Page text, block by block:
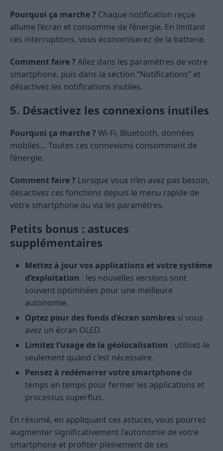
Pourquoi ça marche ? Chaque notification reçue
allume l’écran et consomme de l’énergie. En limitant
ces interruptions, vous économiserez de la batterie.
Comment faire ? Allez dans les paramètres de votre
smartphone, puis dans la section “Notifications” et
désactivez les notifications inutiles.
5. Désactivez les connexions inutiles
Pourquoi ça marche ? Wi-Fi, Bluetooth, données
mobiles… Toutes ces connexions consomment de
l’énergie.
Comment faire ? Lorsque vous n’en avez pas besoin,
désactivez ces fonctions depuis le menu rapide de
votre smartphone ou via les paramètres.
Petits bonus : astuces
supplémentaires
Mettez à jour vos applications et votre système
d’exploitation : les nouvelles versions sont
souvent optimisées pour une meilleure
autonomie.
Optez pour des fonds d’écran sombres si vous
avez un écran OLED.
Limitez l’usage de la géolocalisation : utilisez-le
seulement quand c’est nécessaire.
Pensez à redémarrer votre smartphone de
temps en temps pour fermer les applications et
processus superflus.
En résumé, en appliquant ces astuces, vous pourrez
augmenter significativement l’autonomie de votre
smartphone et profiter pleinement de ses